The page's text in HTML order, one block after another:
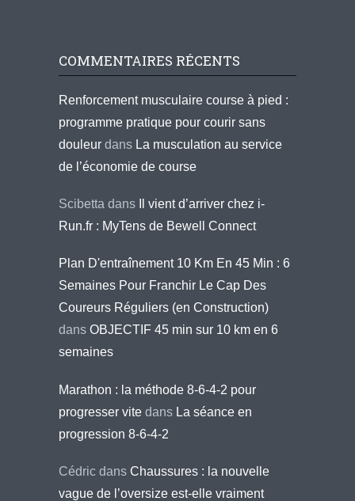
COMMENTAIRES RÉCENTS
Renforcement musculaire course à pied :
programme pratique pour courir sans
douleur dans La musculation au service
de l’économie de course
Scibetta dans
Il vient d’arriver chez i-
Run.fr : MyTens de Bewell Connect
Plan D'entraînement 10 Km En 45 Min : 6
Semaines Pour Franchir Le Cap Des
Coureurs Réguliers (en Construction)
dans OBJECTIF 45 min sur 10 km en 6
semaines
Marathon : la méthode 8-6-4-2 pour
progresser vite dans La séance en
progression 8-6-4-2
Cédric dans Chaussures : la nouvelle
vague de l’oversize est-elle vraiment